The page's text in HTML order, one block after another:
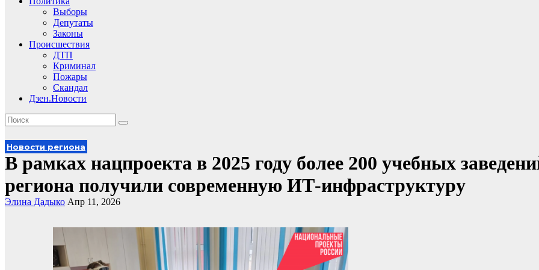
Выборы
Депутаты
Законы
Происшествия
ДТП
Криминал
Пожары
Скандал
Дзен.Новости
Новости региона
В рамках нацпроекта в 2025 году более 200 учебных
региона получили современную ИТ-инфраструктуру
Элина Дадыко Апр 11, 2026